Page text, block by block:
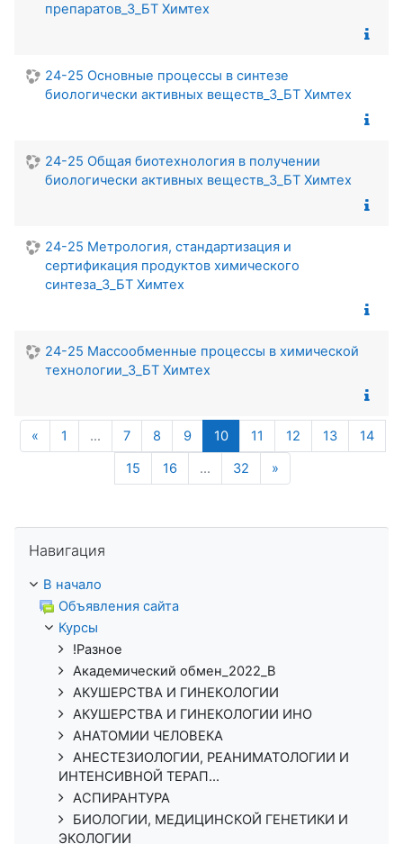
препаратов_3_БТ Химтех
24-25 Основные процессы в синтезе
биологически активных веществ_3_БТ Химтех
24-25 Общая биотехнология в получении
биологически активных веществ_3_БТ Химтех
24-25 Метрология, стандартизация и
сертификация продуктов химического
синтеза_3_БТ Химтех
24-25 Массообменные процессы в химической
технологии_3_БТ Химтех
« Предыдущая страница
1 … 7 8 9 10(текущая)
11 12 13
14
15
16 … 32 »
Навигация
В начало
Объявления сайта
Курсы
!Разное
Академический обмен_2022_В
АКУШЕРСТВА И ГИНЕКОЛОГИИ
АКУШЕРСТВА И ГИНЕКОЛОГИИ ИНО
АНАТОМИИ ЧЕЛОВЕКА
АНЕСТЕЗИОЛОГИИ, РЕАНИМАТОЛОГИИ И
ИНТЕНСИВНОЙ ТЕРАП...
АСПИРАНТУРА
БИОЛОГИИ, МЕДИЦИНСКОЙ ГЕНЕТИКИ И
ЭКОЛОГИИ